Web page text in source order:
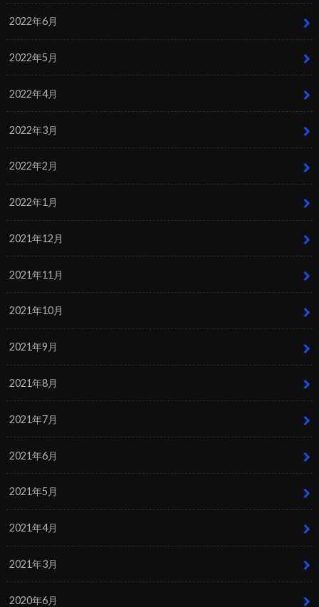
2022年6月
2022年5月
2022年4月
2022年3月
2022年2月
2022年1月
2021年12月
2021年11月
2021年10月
2021年9月
2021年8月
2021年7月
2021年6月
2021年5月
2021年4月
2021年3月
2020年6月